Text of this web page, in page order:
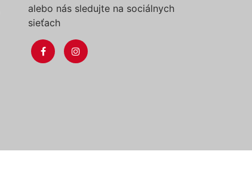
alebo nás sledujte na sociálnych
sieťach